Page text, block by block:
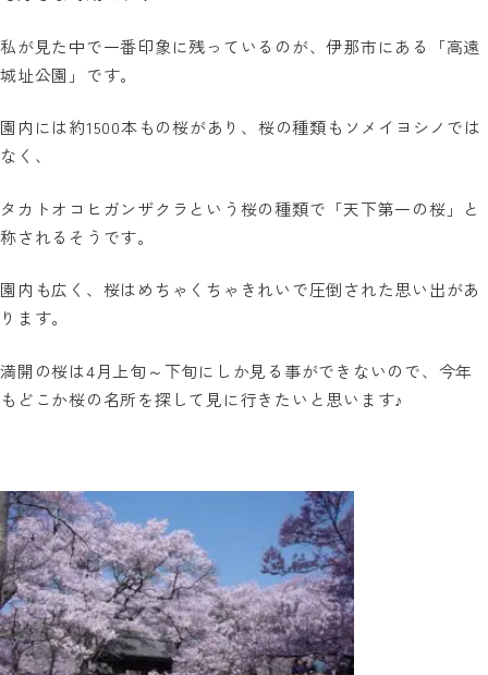
私が見た中で一番印象に残っているのが、伊那市にある「高遠
城址公園」です。
園内には約1500本もの桜があり、桜の種類もソメイヨシノでは
なく、
タカトオコヒガンザクラという桜の種類で「天下第一の桜」と
称されるそうです。
園内も広く、桜はめちゃくちゃきれいで圧倒された思い出があ
ります。
満開の桜は4月上旬～下旬にしか見る事ができないので、今年
もどこか桜の名所を探して見に行きたいと思います♪